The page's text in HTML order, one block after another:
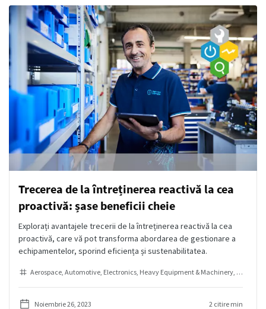
Trecerea de la întreținerea reactivă la cea
proactivă: șase beneficii cheie
Explorați avantajele trecerii de la întreținerea reactivă la cea
proactivă, care vă pot transforma abordarea de gestionare a
echipamentelor, sporind eficiența și sustenabilitatea.
Aerospace Automotive Electronics Heavy Equipment & Machinery
Noiembrie 26, 2023 2 citire min